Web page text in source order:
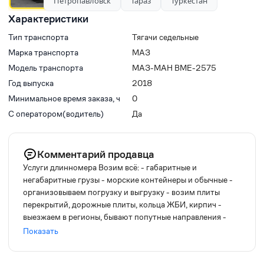
Характеристики
Тип транспорта
Тягачи седельные
Марка транспорта
МАЗ
Модель транспорта
МАЗ-МАН ВМЕ-2575
Год выпуска
2018
Минимальное время заказа, ч
0
С оператором(водитель)
Да
Комментарий продавца
Услуги длинномера Возим всё: - габаритные и
негабаритные грузы - морские контейнеры и обычные -
организовываем погрузку и выгрузку - возим плиты
перекрытий, дорожные плиты, кольца ЖБИ, кирпич -
выезжаем в регионы, бывают попутные направления -
перевозим трубы, шпалы, Ж/Д пары, мачты оповещений
длинномеры с телегой 12,5м Организуем перевозку и
Показать